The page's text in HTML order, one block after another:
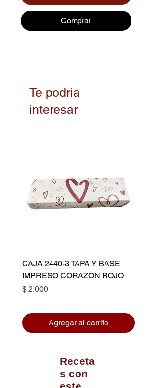
Comprar
Te podria
interesar
CAJA 2440-3 TAPA Y BASE
IMPRESO CORAZON ROJO
Precio
$ 2.000
Agregar al carrito
Precio
$
Receta
s con
este